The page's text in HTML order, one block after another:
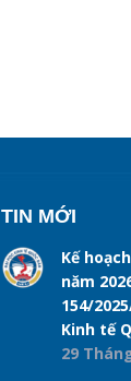
TIN MỚI
Kế
năm
154/
Kinh tế
29